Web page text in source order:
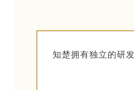
知楚拥有独立的研